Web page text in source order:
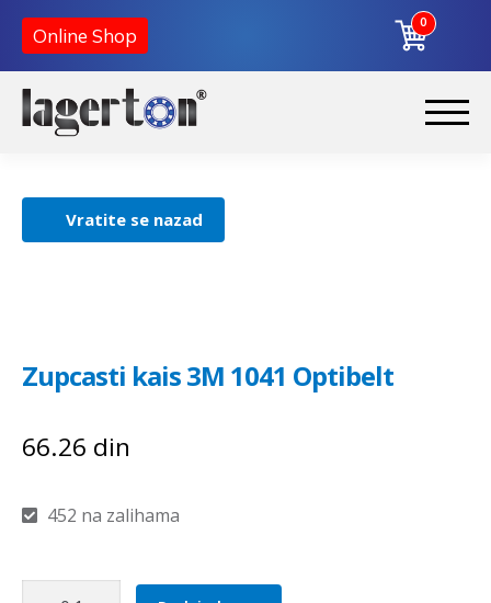
Online Shop
0
Početna
O nama
Vratite se nazad
Zupcasti kais 3M 1041 Optibelt
66.26 din
452 na zalihama